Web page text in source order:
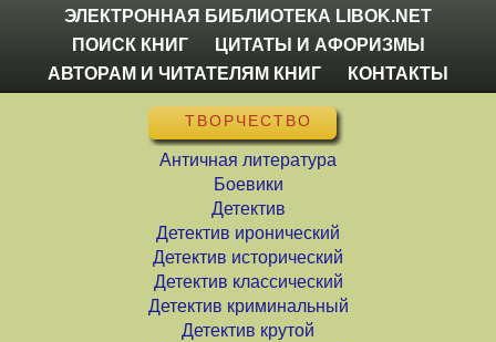
ЭЛЕКТРОННАЯ БИБЛИОТЕКА LIBOK.NET
ПОИСК КНИГ
ЦИТАТЫ И АФОРИЗМЫ
АВТОРАМ И ЧИТАТЕЛЯМ КНИГ
КОНТАКТЫ
ТВОРЧЕСТВО
Античная литература
Боевики
Детектив
Детектив иронический
Детектив исторический
Детектив классический
Детектив криминальный
Детектив крутой